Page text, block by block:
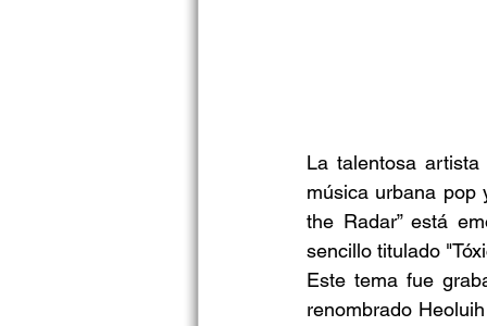
La talentosa
música urbana pop
the Radar” está
sencillo titulado
Este tema fue
renombrado